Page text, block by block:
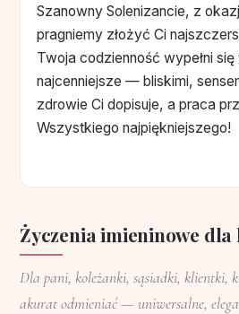
Szanowny Solenizancie, z
pragniemy złożyć Ci
Twoja codzienność wypełni
najcenniejsze — bliskimi,
zdrowie Ci dopisuje, a praca
Wszystkiego najpiękniejszego!
Życzenia imieninowe dla
Dla pani, koleżanki, sąsiadki, klientki,
akurat odmieniać — uniwersalne,